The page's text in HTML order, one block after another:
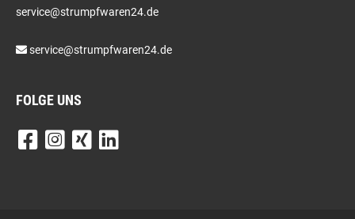
service@strumpfwaren24.de
service@strumpfwaren24.de
FOLGE UNS